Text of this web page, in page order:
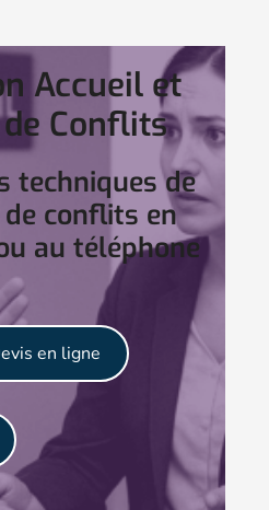
Accueil et
Conflits
techniques de
conflits en
au téléphone
en ligne